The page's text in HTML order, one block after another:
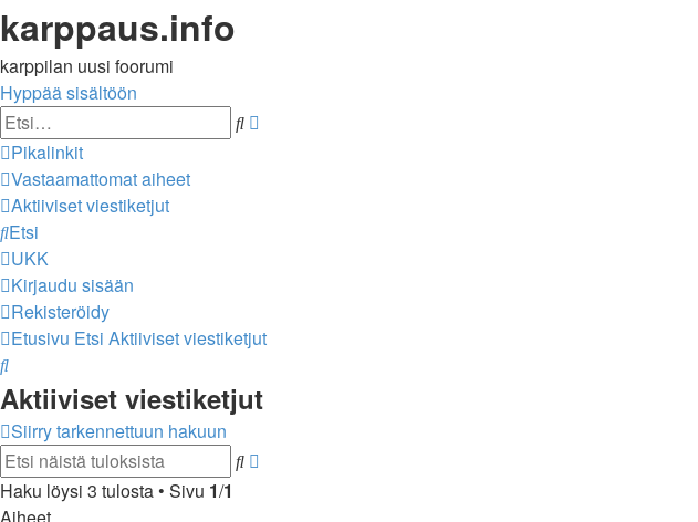
karppaus.info
karppilan uusi foorumi
Hyppää sisältöön
Etsi
Pikalinkit
Vastaamattomat aiheet
Aktiiviset viestiketjut
Etsi
UKK
Kirjaudu sisään
Rekisteröidy
Etusivu Etsi Aktiiviset viestiketjut
Etsi
Aktiiviset viestiketjut
Siirry tarkennettuun hakuun
Etsi
Haku löysi 3 tulosta • Sivu 1/1